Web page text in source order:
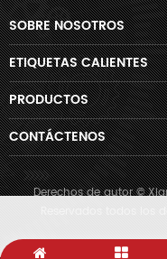
SOBRE NOSOTROS
ETIQUETAS CALIENTES
PRODUCTOS
CONTÁCTENOS
Derechos de autor ©
Reservados todos los